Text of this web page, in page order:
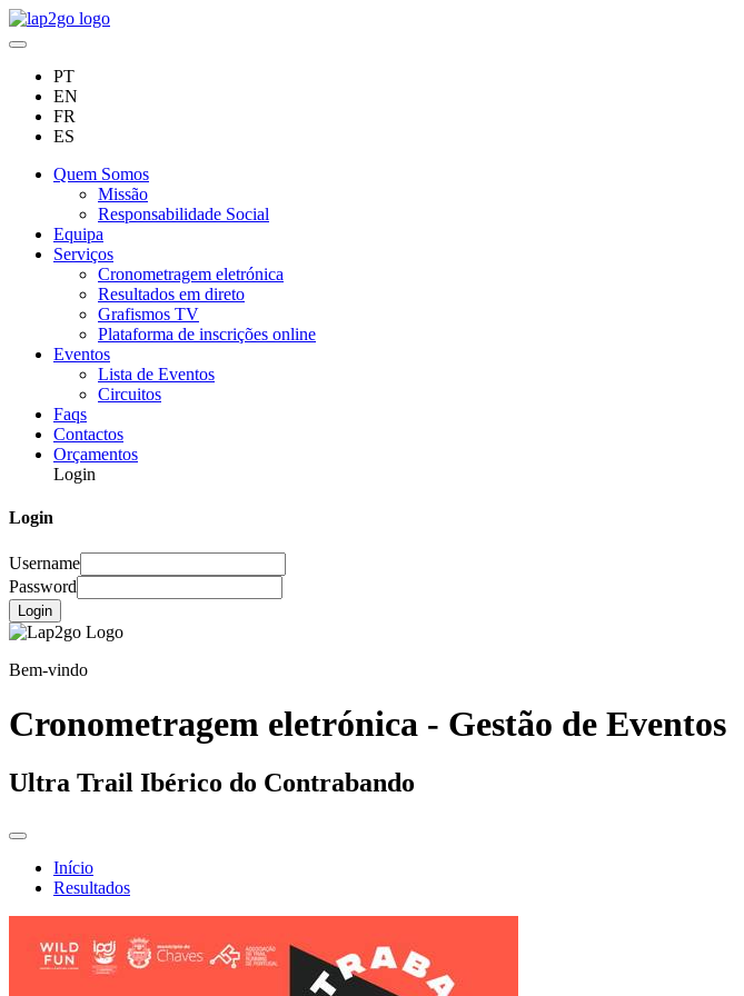
PT
EN
FR
ES
Quem Somos
Missão
Responsabilidade Social
Equipa
Serviços
Cronometragem eletrónica
Resultados em direto
Grafismos TV
Plataforma de inscrições online
Eventos
Lista de Eventos
Circuitos
Faqs
Contactos
Orçamentos
Login
Login
Username
Password
Login
Bem-vindo
Cronometragem eletrónica - Gestão de Eventos
Ultra Trail Ibérico do Contrabando
Início
Resultados